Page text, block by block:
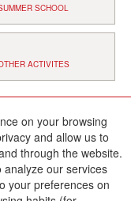
SCHOOL
ACTIVITES
on your browsing
and allow us to
through the website.
our services
your preferences on